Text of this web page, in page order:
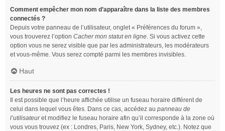
Comment empêcher mon nom d’apparaître dans la liste des membres
connectés ?
Depuis votre panneau de l’utilisateur, onglet « Préférences du forum »,
vous trouverez l’option Cacher mon statut en ligne. Si vous activez cette
option vous ne serez visible que par les administrateurs, les modérateurs
et vous-même. Vous serez compté parmi les membres invisibles.
Haut
Les heures ne sont pas correctes !
Il est possible que l’heure affichée utilise un fuseau horaire différent de
celui dans lequel vous êtes. Dans ce cas, accédez au panneau de
l’utilisateuret modifiez le fuseau horaire afin qu’il corresponde à la zone où
vous vous trouvez (ex : Londres, Paris, New York, Sydney, etc.). Notez que